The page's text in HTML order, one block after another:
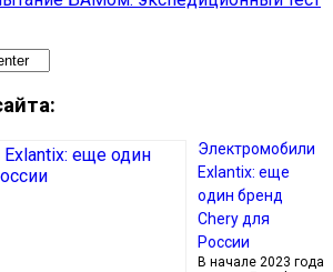
Электромобили
Exlantix: еще
один бренд
Chery для
России
В начале 2023 года